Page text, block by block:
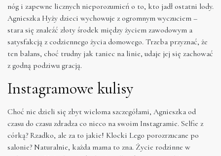
nóg i zapewne licznych nieporozumień o to, kto jadł ostatni lody.
Agnieszka Hyży dzieci wychowuje z ogromnym wyczuciem –
stara się znaleźć złoty środek między życiem zawodowym a
satysfakcją z codziennego życia domowego. Trzeba przyznać, że
ten balans, choć trudny jak taniec na linie, udaje jej się zachować
z godną podziwu gracją.
Instagramowe kulisy
Choć nie dzieli się zbyt wieloma szczegółami, Agnieszka od
czasu do czasu zdradza co nieco na swoim Instagramie. Selfie z
córką? Rzadko, ale za to jakie! Klocki Lego porozrzucane po
salonie? Naturalnie, każda mama to zna. Życie rodzinne w